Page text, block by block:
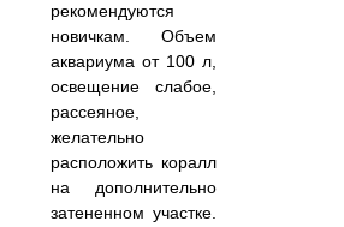
рекомендуются
новичкам. Объем
аквариума от 100 л,
освещение слабое,
рассеяное,
желательно
расположить коралл
на дополнительно
затененном участке.